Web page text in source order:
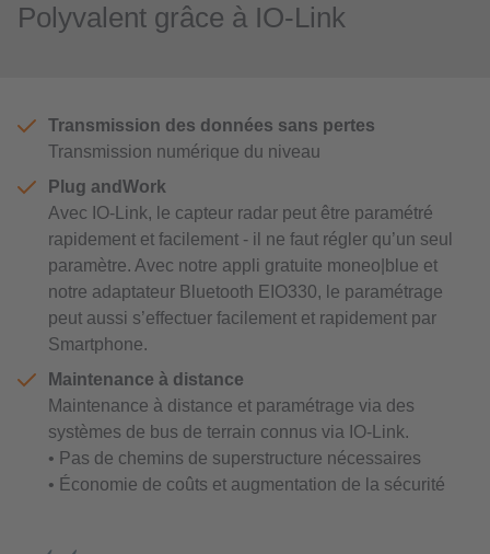
Polyvalent grâce à IO-Link
Transmission des données sans pertes
Transmission numérique du niveau
Plug andWork
Avec IO-Link, le capteur radar peut être paramétré
rapidement et facilement - il ne faut régler qu’un seul
paramètre. Avec notre appli gratuite moneo|blue et
notre adaptateur Bluetooth EIO330, le paramétrage
peut aussi s’effectuer facilement et rapidement par
Smartphone.
Maintenance à distance
Maintenance à distance et paramétrage via des
systèmes de bus de terrain connus via IO-Link.
• Pas de chemins de superstructure nécessaires
• Économie de coûts et augmentation de la sécurité